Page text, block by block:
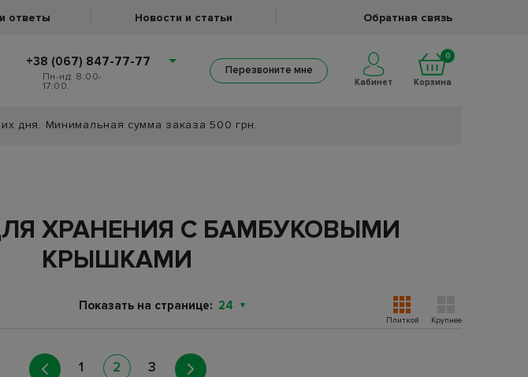
ответы Новости и статьи Обратная связь
+38 (067) 847-77-77
Пн-нд: 8:00-
17:00.
Перезвоните мне
Кабинет
0
Корзина
дня. Минимальная сумма заказа 500 грн.
ХРАНЕНИЯ С БАМБУКОВЫМИ
КРЫШКАМИ
Показать на странице: 24
Плиткой Крупнее
1 2 3